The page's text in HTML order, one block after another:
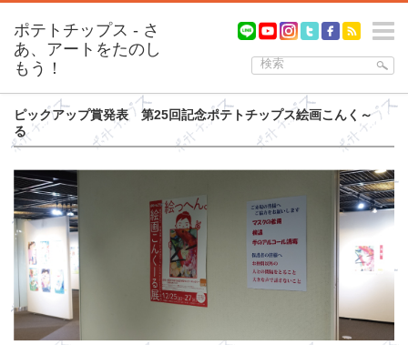
ピックアップ賞発表 第25回記念ポテトチップス絵画こんく～
る